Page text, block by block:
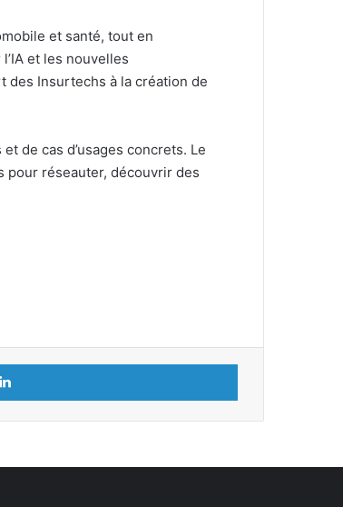
et santé, tout en
et les nouvelles
des Insurtechs à la création de
de cas d’usages concrets. Le
pour réseauter, découvrir des
Linkedin